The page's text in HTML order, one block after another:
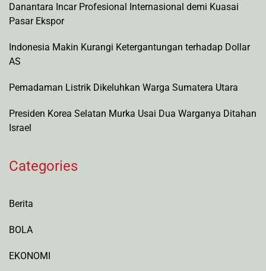
Danantara Incar Profesional Internasional demi Kuasai
Pasar Ekspor
Indonesia Makin Kurangi Ketergantungan terhadap Dollar
AS
Pemadaman Listrik Dikeluhkan Warga Sumatera Utara
Presiden Korea Selatan Murka Usai Dua Warganya Ditahan
Israel
Categories
Berita
BOLA
EKONOMI